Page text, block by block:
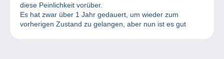
diese Peinlichkeit vorüber.
Es hat zwar über 1 Jahr gedauert, um wieder zum
vorherigen Zustand zu gelangen, aber nun ist es gut